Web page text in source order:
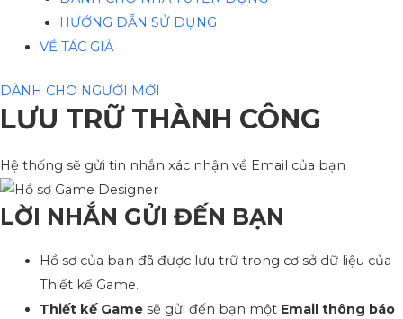
HƯỚNG DẪN SỬ DỤNG
VỀ TÁC GIẢ
DÀNH CHO NGƯỜI MỚI
LƯU TRỮ THÀNH CÔNG
Hệ thống sẽ gửi tin nhắn xác nhận về Email của bạn
LỜI NHẮN GỬI ĐẾN BẠN
Hồ sơ của bạn đã được lưu trữ trong cơ sở dữ liệu của
Thiết kế Game.
Thiết kế Gamesẽ gửi đến bạn một Email thông báo